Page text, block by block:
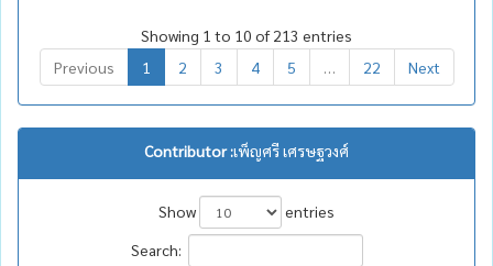
Showing 1 to 10 of 213 entries
Previous
1 2 3 4 5 22 Next
Contributor :เพ็ญศรี เศรษฐวงศ์
Show
entries
Search: